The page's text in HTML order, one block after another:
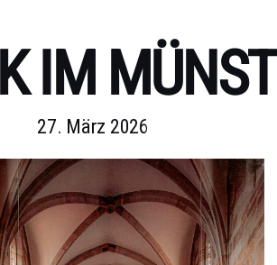
IM
27. März 2026